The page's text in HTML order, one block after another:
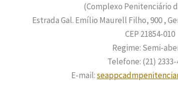
(Complexo Penitenciário
Estrada Gal. Emílio Maurell Filho, 900 ,
CEP 21854-010
Regime: Semi-
Telefone: (21) 2333-
E-mail: